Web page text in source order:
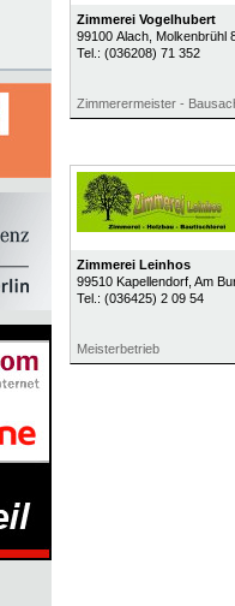
Zimmerei Vogelhubert
99100 Alach, Molkenbrühl
Tel.: (036208) 71 352
Zimmerermeister -
Zimmerei Leinhos
99510 Kapellendorf, Am
Tel.: (036425) 2 09 54
Meisterbetrieb